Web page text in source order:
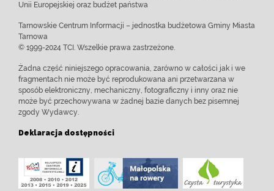
Unii Europejskiej oraz budżet państwa
Tarnowskie Centrum Informacji – jednostka budżetowa Gminy Miasta
Tarnowa
© 1999-2024 TCI. Wszelkie prawa zastrzeżone.
Żadna część niniejszego opracowania, zarówno w całości jak i we
fragmentach nie może być reprodukowana ani przetwarzana w
sposób elektroniczny, mechaniczny, fotograficzny i inny oraz nie
może być przechowywana w żadnej bazie danych bez pisemnej
zgody Wydawcy.
Deklaracja dostępności